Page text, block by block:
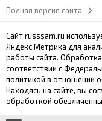
Полная версия сайта
Сайт russsam.ru
Яндекс.Метрика для
работы сайта.
соответствии с
политикой в отношении
Находясь на сайте, вы
обработкой